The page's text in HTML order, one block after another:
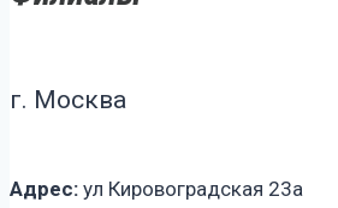
г. Москва
Адрес: ул Кировоградская 23а